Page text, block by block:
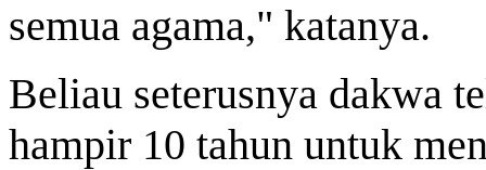
semua agama," katanya.
Beliau seterusnya dakwa
hampir 10 tahun untuk